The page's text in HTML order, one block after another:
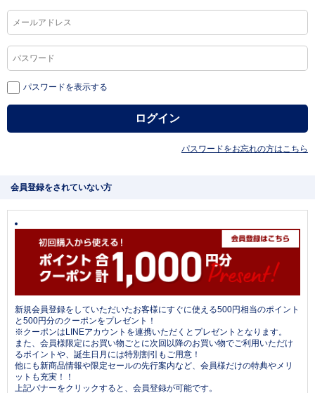
パスワードを表示する
パスワードをお忘れの方はこちら
会員登録をされていない方
新規会員登録をしていただいたお客様にすぐに使える500円相当のポイント
と500円分のクーポンをプレゼント！
※クーポンはLINEアカウントを連携いただくとプレゼントとなります。
また、会員様限定にお買い物ごとに次回以降のお買い物でご利用いただけ
るポイントや、誕生日月には特別割引もご用意！
他にも新商品情報や限定セールの先行案内など、会員様だけの特典やメリ
ットも充実！！
上記バナーをクリックすると、会員登録が可能です。